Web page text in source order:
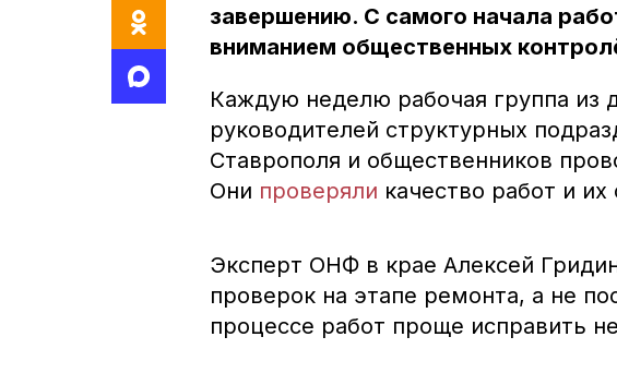
завершению. С самого начала
вниманием общественных
Каждую неделю рабочая группа из
руководителей структурных
Ставрополя и общественников
Они проверяли качество работ и
Эксперт ОНФ в крае Алексей
проверок на этапе ремонта, а не
процессе работ проще исправить